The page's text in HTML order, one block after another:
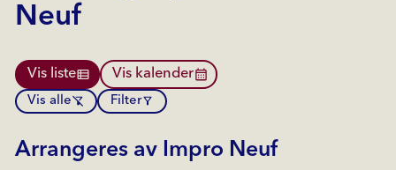
Neuf
Vis liste Vis kalender
Vis alle Filter
Arrangeres av Impro Neuf